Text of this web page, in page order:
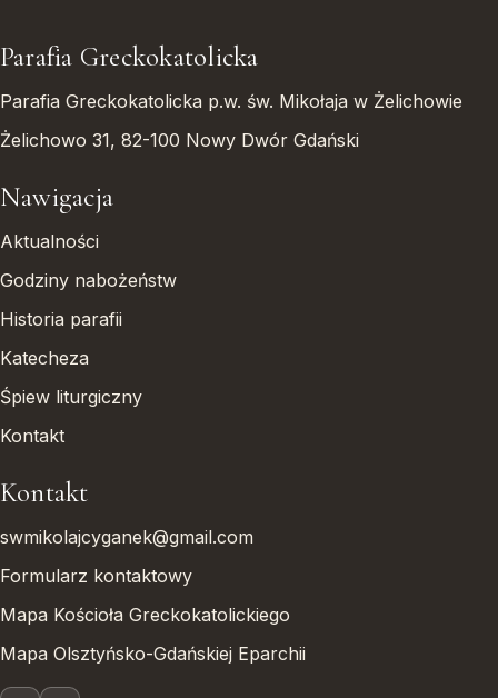
Parafia Greckokatolicka
Parafia Greckokatolicka p.w. św. Mikołaja w Żelichowie
Żelichowo 31, 82-100 Nowy Dwór Gdański
Nawigacja
Aktualności
Godziny nabożeństw
Historia parafii
Katecheza
Śpiew liturgiczny
Kontakt
Kontakt
swmikolajcyganek@gmail.com
Formularz kontaktowy
Mapa Kościoła Greckokatolickiego
Mapa Olsztyńsko-Gdańskiej Eparchii